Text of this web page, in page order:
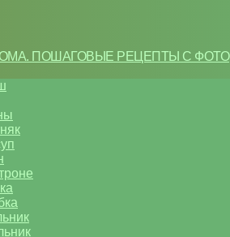
ПОШАГОВЫЕ РЕЦЕПТЫ С ФОТО